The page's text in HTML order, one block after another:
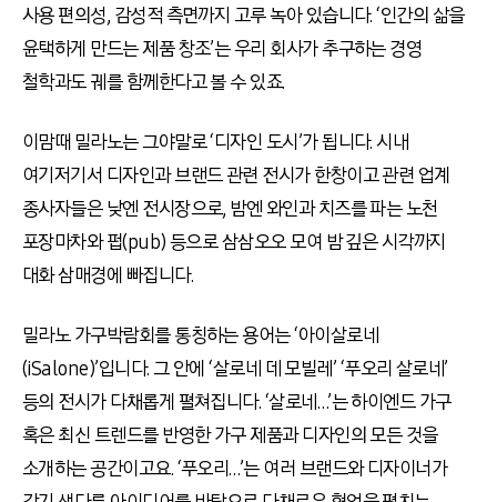
사용 편의성, 감성적 측면까지 고루 녹아 있습니다. ‘인간의 삶을
윤택하게 만드는 제품 창조’는 우리 회사가 추구하는 경영
철학과도 궤를 함께한다고 볼 수 있죠.
이맘때 밀라노는 그야말로 ‘디자인 도시’가 됩니다. 시내
여기저기서 디자인과 브랜드 관련 전시가 한창이고 관련 업계
종사자들은 낮엔 전시장으로, 밤엔 와인과 치즈를 파는 노천
포장마차와 펍(pub) 등으로 삼삼오오 모여 밤 깊은 시각까지
대화 삼매경에 빠집니다.
밀라노 가구박람회를 통칭하는 용어는 ‘아이살로네
(iSalone)’입니다. 그 안에 ‘살로네 데 모빌레’ ‘푸오리 살로네’
등의 전시가 다채롭게 펼쳐집니다. ‘살로네…’는 하이엔드 가구
혹은 최신 트렌드를 반영한 가구 제품과 디자인의 모든 것을
소개하는 공간이고요. ‘푸오리…’는 여러 브랜드와 디자이너가